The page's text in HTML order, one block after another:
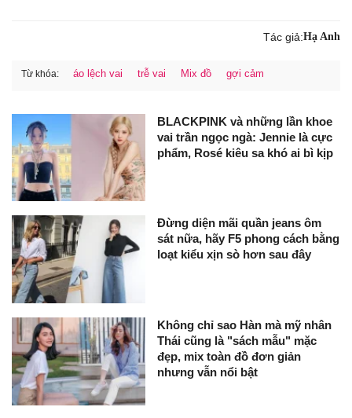
Tác giả:Hạ Anh
Từ khóa: áo lệch vai trễ vai Mix đồ gợi cảm
BLACKPINK và những lần khoe
vai trần ngọc ngà: Jennie là cực
phẩm, Rosé kiêu sa khó ai bì kịp
Đừng diện mãi quần jeans ôm
sát nữa, hãy F5 phong cách bằng
loạt kiểu xịn sò hơn sau đây
Không chỉ sao Hàn mà mỹ nhân
Thái cũng là "sách mẫu" mặc
đẹp, mix toàn đồ đơn giản
nhưng vẫn nổi bật